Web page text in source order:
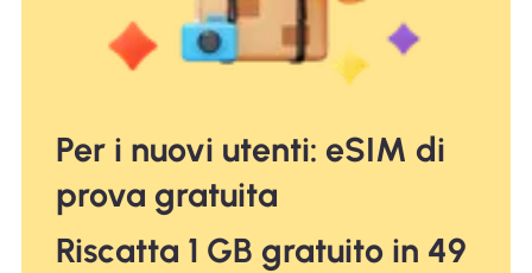
Per i nuovi utenti: eSIM di
prova gratuita
Riscatta 1 GB gratuito in 49